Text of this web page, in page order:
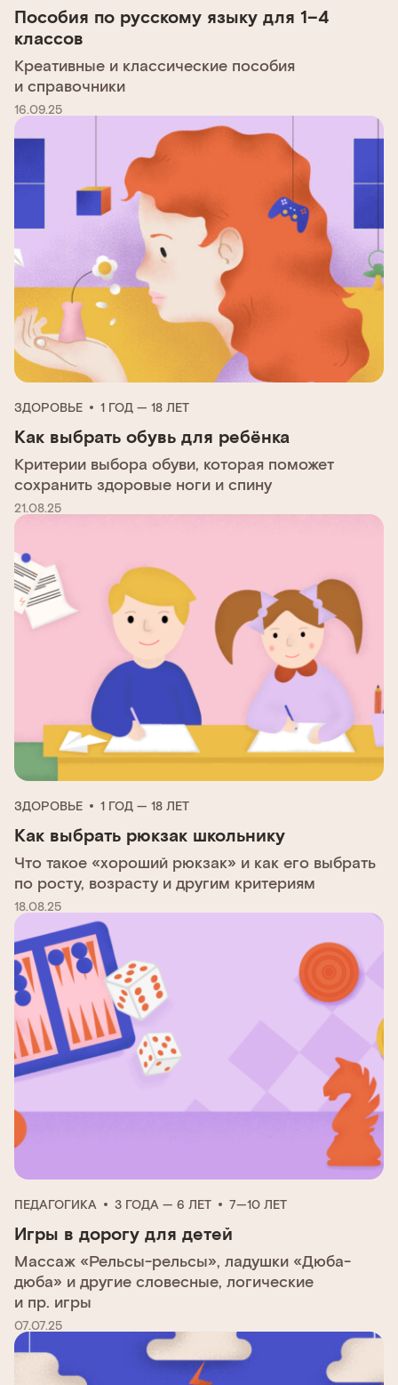
Пособия по русскому языку для 1–4
классов
Креативные и классические пособия
и справочники
16.09.25
ЗДОРОВЬЕ 1 ГОД — 18 ЛЕТ
Как выбрать обувь для ребёнка
Критерии выбора обуви, которая поможет
сохранить здоровые ноги и спину
21.08.25
ЗДОРОВЬЕ 1 ГОД — 18 ЛЕТ
Как выбрать рюкзак школьнику
Что такое «хороший рюкзак» и как его выбрать
по росту, возрасту и другим критериям
18.08.25
ПЕДАГОГИКА 3 ГОДА — 6 ЛЕТ 7—10 ЛЕТ
Игры в дорогу для детей
Массаж «Рельсы-рельсы», ладушки «Дюба-
дюба» и другие словесные, логические
и пр. игры
07.07.25